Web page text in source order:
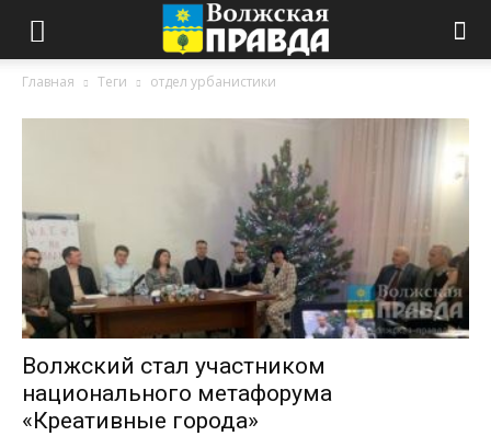
Главная Теги отдел урбанистики
Волжский стал участником
национального метафорума
«Креативные города»